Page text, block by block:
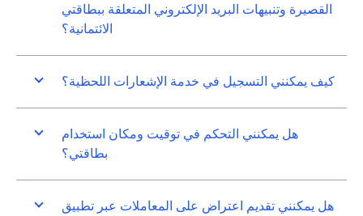
القصيرة وتنبيهات البريد الإلكتروني المتعلقة ببطاقتي
الائتمانية؟
كيف يمكنني التسجيل في خدمة الإشعارات اللحظية؟
هل يمكنني التحكم في توقيت ومكان استخدام
بطاقتي؟
هل يمكنني تقديم اعتراض على المعاملات عبر تطبيق